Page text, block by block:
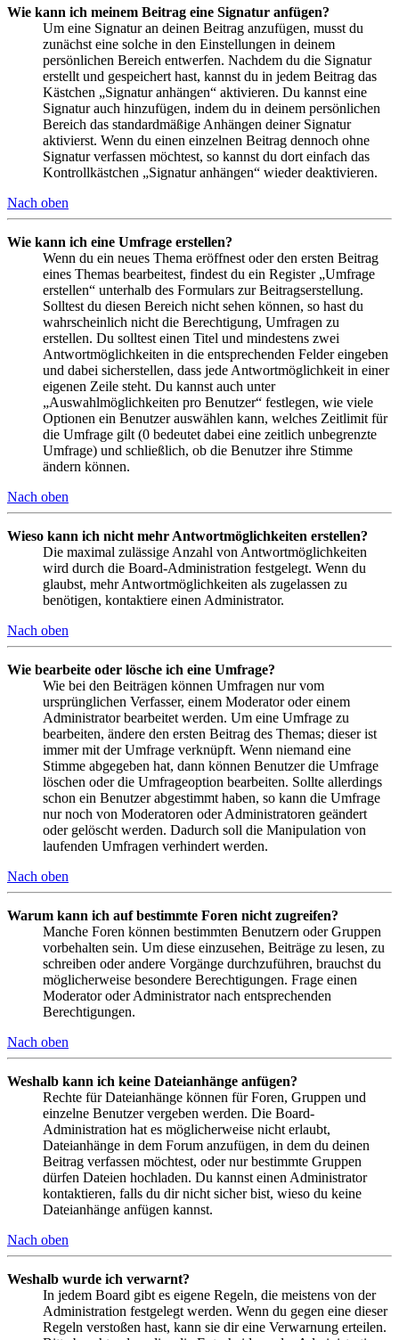
Wie kann ich meinem Beitrag eine Signatur anfügen?
Um eine Signatur an deinen Beitrag anzufügen, musst du
zunächst eine solche in den Einstellungen in deinem
persönlichen Bereich entwerfen. Nachdem du die Signatur
erstellt und gespeichert hast, kannst du in jedem Beitrag das
Kästchen „Signatur anhängen“ aktivieren. Du kannst eine
Signatur auch hinzufügen, indem du in deinem persönlichen
Bereich das standardmäßige Anhängen deiner Signatur
aktivierst. Wenn du einen einzelnen Beitrag dennoch ohne
Signatur verfassen möchtest, so kannst du dort einfach das
Kontrollkästchen „Signatur anhängen“ wieder deaktivieren.
Nach oben
Wie kann ich eine Umfrage erstellen?
Wenn du ein neues Thema eröffnest oder den ersten Beitrag
eines Themas bearbeitest, findest du ein Register „Umfrage
erstellen“ unterhalb des Formulars zur Beitragserstellung.
Solltest du diesen Bereich nicht sehen können, so hast du
wahrscheinlich nicht die Berechtigung, Umfragen zu
erstellen. Du solltest einen Titel und mindestens zwei
Antwortmöglichkeiten in die entsprechenden Felder eingeben
und dabei sicherstellen, dass jede Antwortmöglichkeit in einer
eigenen Zeile steht. Du kannst auch unter
„Auswahlmöglichkeiten pro Benutzer“ festlegen, wie viele
Optionen ein Benutzer auswählen kann, welches Zeitlimit für
die Umfrage gilt (0 bedeutet dabei eine zeitlich unbegrenzte
Umfrage) und schließlich, ob die Benutzer ihre Stimme
ändern können.
Nach oben
Wieso kann ich nicht mehr Antwortmöglichkeiten erstellen?
Die maximal zulässige Anzahl von Antwortmöglichkeiten
wird durch die Board-Administration festgelegt. Wenn du
glaubst, mehr Antwortmöglichkeiten als zugelassen zu
benötigen, kontaktiere einen Administrator.
Nach oben
Wie bearbeite oder lösche ich eine Umfrage?
Wie bei den Beiträgen können Umfragen nur vom
ursprünglichen Verfasser, einem Moderator oder einem
Administrator bearbeitet werden. Um eine Umfrage zu
bearbeiten, ändere den ersten Beitrag des Themas; dieser ist
immer mit der Umfrage verknüpft. Wenn niemand eine
Stimme abgegeben hat, dann können Benutzer die Umfrage
löschen oder die Umfrageoption bearbeiten. Sollte allerdings
schon ein Benutzer abgestimmt haben, so kann die Umfrage
nur noch von Moderatoren oder Administratoren geändert
oder gelöscht werden. Dadurch soll die Manipulation von
laufenden Umfragen verhindert werden.
Nach oben
Warum kann ich auf bestimmte Foren nicht zugreifen?
Manche Foren können bestimmten Benutzern oder Gruppen
vorbehalten sein. Um diese einzusehen, Beiträge zu lesen, zu
schreiben oder andere Vorgänge durchzuführen, brauchst du
möglicherweise besondere Berechtigungen. Frage einen
Moderator oder Administrator nach entsprechenden
Berechtigungen.
Nach oben
Weshalb kann ich keine Dateianhänge anfügen?
Rechte für Dateianhänge können für Foren, Gruppen und
einzelne Benutzer vergeben werden. Die Board-
Administration hat es möglicherweise nicht erlaubt,
Dateianhänge in dem Forum anzufügen, in dem du deinen
Beitrag verfassen möchtest, oder nur bestimmte Gruppen
dürfen Dateien hochladen. Du kannst einen Administrator
kontaktieren, falls du dir nicht sicher bist, wieso du keine
Dateianhänge anfügen kannst.
Nach oben
Weshalb wurde ich verwarnt?
In jedem Board gibt es eigene Regeln, die meistens von der
Administration festgelegt werden. Wenn du gegen eine dieser
Regeln verstoßen hast, kann sie dir eine Verwarnung erteilen.